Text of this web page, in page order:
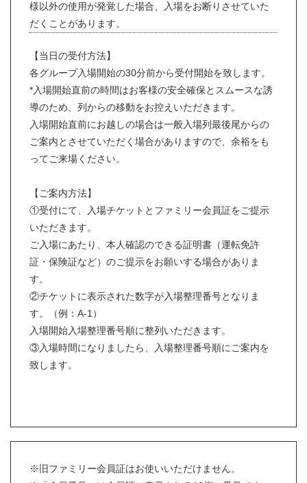
様以外の使用が発覚した場合、入場をお断りさせていた
だくことがあります。
【当日の受付方法】
各グループ入場開始の30分前から受付開始を致します。
*入場開始直前の時間はお客様の安全確保とスムースな誘
導のため、列からの移動をお控えいただきます。
入場開始直前にお越しの場合は一般入場列最後尾からの
ご案内とさせていただく場合がありますので、余裕をも
ってご来場ください。
【ご案内方法】
①受付にて、入場チケットとファミリー会員証をご提示
いただきます。
ご入場にあたり、本人確認のできる証明書（運転免許
証・保険証など）のご提示をお願いする場合がありま
す。
②チケットに表示された数字が入場整理番号となりま
す。（例：A-1）
入場開始入場整理番号順に整列いただきます。
③入場時間になりましたら、入場整理番号順にご案内を
致します。
※旧ファミリー会員証はお使いいただけません。